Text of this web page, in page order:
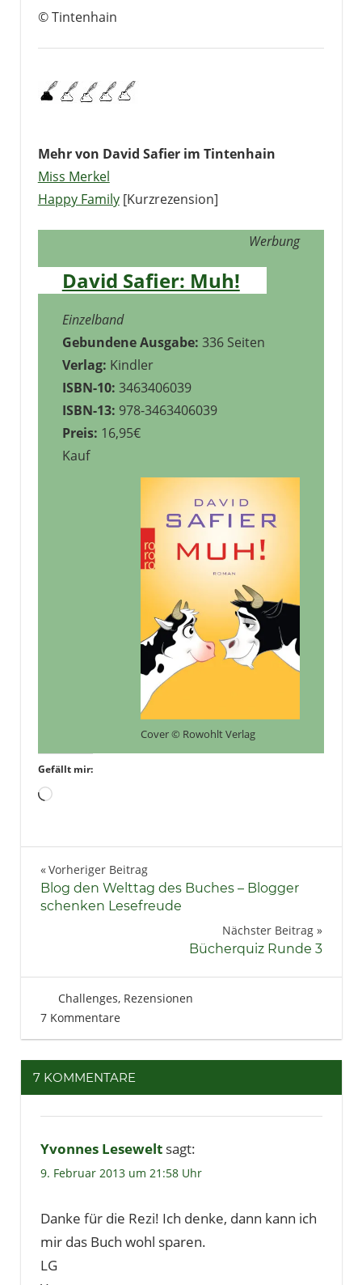
© Tintenhain
Mehr von David Safier im Tintenhain
Miss Merkel
Happy Family[Kurzrezension]
Werbung
David Safier: Muh!
Einzelband
Gebundene Ausgabe: 336 Seiten
Verlag: Kindler
ISBN-10: 3463406039
ISBN-13: 978-3463406039
Preis: 16,95€
Kauf
Cover © Rowohlt Verlag
Gefällt mir:
Wird
Humor
Lesen
Beitragsnavigation
Vorheriger Beitrag
Blog den Welttag des Buches – Blogger
schenken Lesefreude
Nächster Beitrag
Bücherquiz Runde 3
9. Februar 2013
Tintenhain
Challenges, Rezensionen
7 Kommentare
7 KOMMENTARE
Yvonnes Lesewelt sagt:
9. Februar 2013 um 21:58 Uhr
Danke für die Rezi! Ich denke, dann kann ich
mir das Buch wohl sparen.
LG